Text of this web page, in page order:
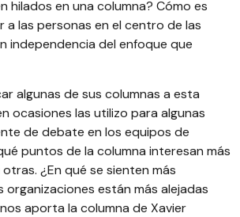
hilados en una columna? Cómo es
a las personas en el centro de las
independencia del enfoque que
algunas de sus columnas a esta
ocasiones las utilizo para algunas
de debate en los equipos de
puntos de la columna interesan más
¿En qué se sienten más
están más alejadas
aporta la columna de Xavier